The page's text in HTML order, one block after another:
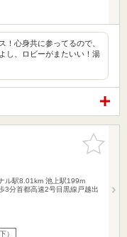
！心身共に参ってるので、
し、ロビーがまたいい！湯
お気に入
りに追加
ル駅8.01km 池上駅199m
3分首都高速2号目黒線戸越出
）